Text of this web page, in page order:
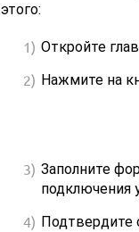
этого:
Откройте
Нажмите на
Заполните
подключения
Подтвердите